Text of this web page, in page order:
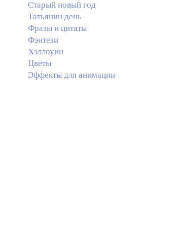
Старый новый год
Татьянин день
Фразы и цитаты
Фэнтези
Хэллоуин
Цветы
Эффекты для анимации